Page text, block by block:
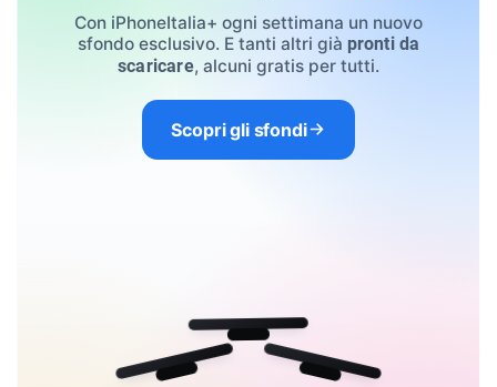
Con iPhoneItalia+ ogni settimana un nuovo
sfondo esclusivo. E tanti altri già pronti da
scaricare, alcuni gratis per tutti.
Scopri gli sfondi